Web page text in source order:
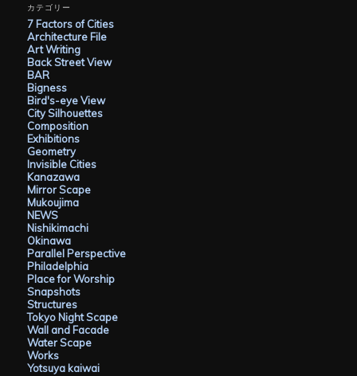
イ
ブ
カテゴリー
7 Factors of Cities
Architecture File
Art Writing
Back Street View
BAR
Bigness
Bird's-eye View
City Silhouettes
Composition
Exhibitions
Geometry
Invisible Cities
Kanazawa
Mirror Scape
Mukoujima
NEWS
Nishikimachi
Okinawa
Parallel Perspective
Philadelphia
Place for Worship
Snapshots
Structures
Tokyo Night Scape
Wall and Facade
Water Scape
Works
Yotsuya kaiwai